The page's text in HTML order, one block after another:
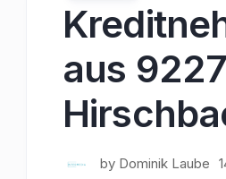
aus
by Dominik Laube